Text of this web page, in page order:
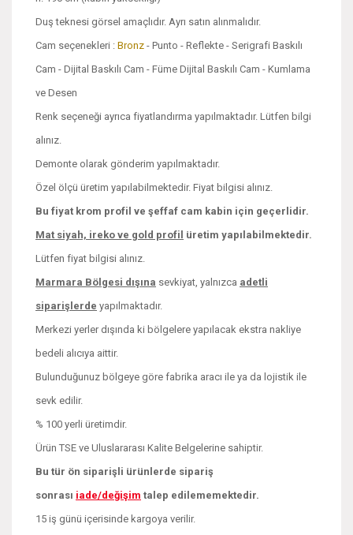
Duş teknesi görsel amaçlıdır. Ayrı satın alınmalıdır.
Cam seçenekleri : Bronz - Punto - Reflekte - Serigrafi Baskılı
Cam - Dijital Baskılı Cam - Füme Dijital Baskılı Cam - Kumlama
ve Desen
Renk seçeneği ayrıca fiyatlandırma yapılmaktadır. Lütfen bilgi
alınız.
Demonte olarak gönderim yapılmaktadır.
Özel ölçü üretim yapılabilmektedir. Fiyat bilgisi alınız.
Bu fiyat krom profil ve şeffaf cam kabin için geçerlidir.
Mat siyah, ireko ve gold profil üretim yapılabilmektedir.
Lütfen fiyat bilgisi alınız.
Marmara Bölgesi dışına sevkiyat, yalnızca adetli
siparişlerde yapılmaktadır.
Merkezi yerler dışında ki bölgelere yapılacak ekstra nakliye
bedeli alıcıya aittir.
Bulunduğunuz bölgeye göre fabrika aracı ile ya da lojistik ile
sevk edilir.
% 100 yerli üretimdir.
Ürün TSE ve Uluslararası Kalite Belgelerine sahiptir.
Bu tür ön siparişli ürünlerde sipariş
sonrası iade/değişim talep edilememektedir.
15 iş günü içerisinde kargoya verilir.